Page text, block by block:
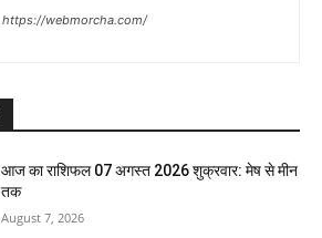
https://webmorcha.com/
आज का राशिफल 07 अगस्त 2026 शुक्रवार: मेष से मीन
तक
August 7, 2026